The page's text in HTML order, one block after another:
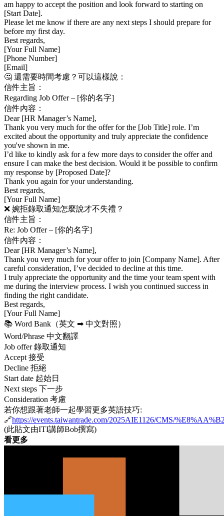
am happy to accept the position and look forward to starting on
[Start Date].
Please let me know if there are any next steps I should prepare for
before my first day.
Best regards,
[Your Full Name]
[Phone Number]
[Email]
🤔 還需要時間考慮？可以這樣說：
信件主旨：
Regarding Job Offer – [你的名字]
信件內容：
Dear [HR Manager’s Name],
Thank you very much for the offer for the [Job Title] role. I’m
excited about the opportunity and truly appreciate the confidence
you've shown in me.
I’d like to kindly ask for a few more days to consider the offer and
ensure I can make the best decision. Would it be possible to confirm
my response by [Proposed Date]?
Thank you again for your understanding.
Best regards,
[Your Full Name]
❌ 婉拒錄取通知怎麼說才不失禮？
信件主旨：
Re: Job Offer – [你的名字]
信件內容：
Dear [HR Manager’s Name],
Thank you very much for your offer to join [Company Name]. After
careful consideration, I’ve decided to decline at this time.
I truly appreciate the opportunity and the time your team spent with
me during the interview process. I wish you continued success in
finding the right candidate.
Best regards,
[Your Full Name]
📚 Word Bank（英文 ➡ 中文對照）
Word/Phrase 中文翻譯
Job offer 錄取通知
Accept 接受
Decline 拒絕
Start date 起始日
Next steps 下一步
Consideration 考慮
若你想跟著老師一起學習更多英語技巧:
🔗https://events.taiwantrade.com/2025AIE1126/CMS/
(此貼文由ITI講師Bob撰寫)
看更多